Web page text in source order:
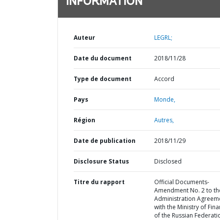
Auteur LEGRL;
Date du document 2018/11/28
Type de document Accord
Pays Monde,
Région Autres,
Date de publication 2018/11/29
Disclosure Status Disclosed
Titre du rapport
Official Documents-
Amendment No. 2 to
Administration
with the Ministry of
of the Russian